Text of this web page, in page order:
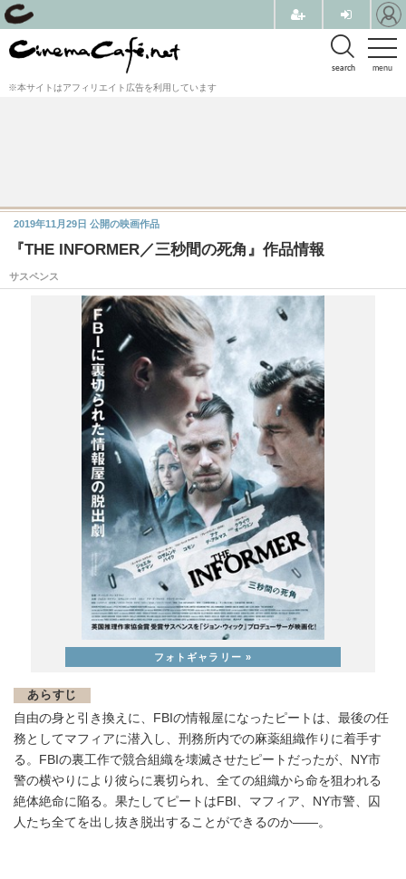
menu
search
※本サイトはアフィリエイト広告を利用しています
『THE INFORMER／三秒間の死角』作品情報
サスペンス
2019年11月29日 公開の映画作品
あらすじ
自由の身と引き換えに、FBIの情報屋になったピートは、最後の任
務としてマフィアに潜入し、刑務所内での麻薬組織作りに着手す
る。FBIの裏工作で競合組織を壊滅させたピートだったが、NY市
警の横やりにより彼らに裏切られ、全ての組織から命を狙われる
絶体絶命に陥る。果たしてピートはFBI、マフィア、NY市警、囚
人たち全てを出し抜き脱出することができるのか――。